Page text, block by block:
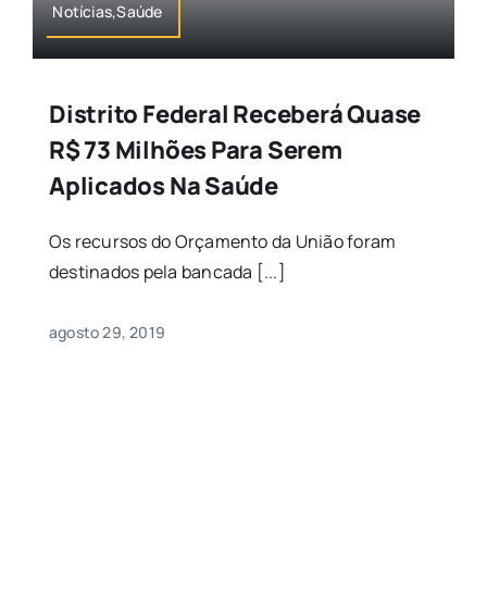
Notícias,Saúde
Distrito Federal Receberá Quase
R$ 73 Milhões Para Serem
Aplicados Na Saúde
Os recursos do Orçamento da União foram
destinados pela bancada [...]
agosto 29, 2019